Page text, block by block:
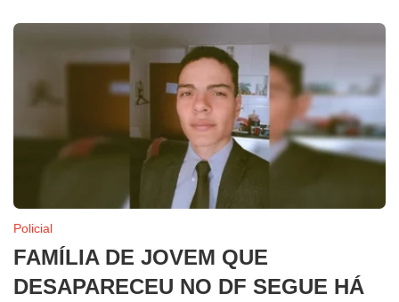
Policial
FAMÍLIA DE JOVEM QUE
DESAPARECEU NO DF SEGUE HÁ